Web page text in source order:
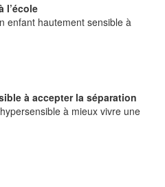
l’école
enfant hautement sensible à
à accepter la séparation
à mieux vivre une